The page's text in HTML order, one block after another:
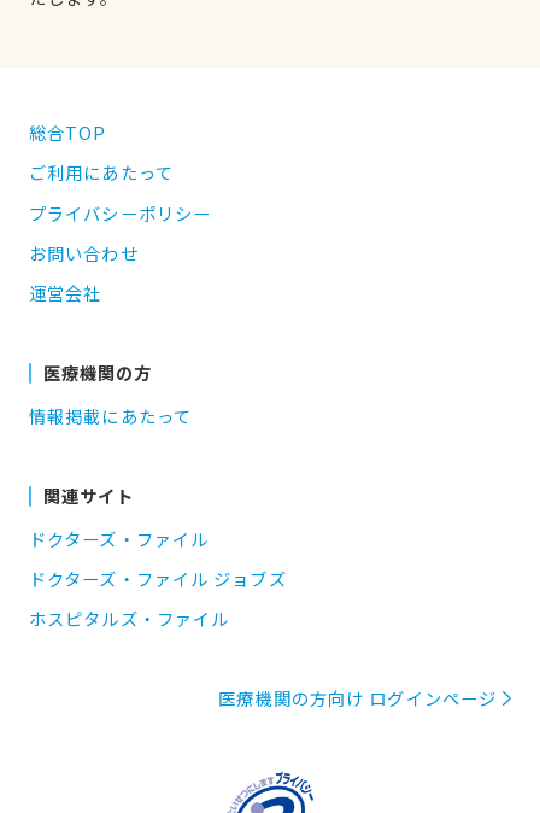
総合TOP
ご利用にあたって
プライバシーポリシー
お問い合わせ
運営会社
医療機関の方
情報掲載にあたって
関連サイト
ドクターズ・ファイル
ドクターズ・ファイル ジョブズ
ホスピタルズ・ファイル
医療機関の方向け ログインページ